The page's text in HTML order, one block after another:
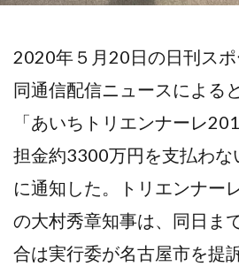
2020年５月20日の日刊ス
同通信配信ニュースによる
「あいちトリエンナーレ
担金約3300万円を支払わな
に通知した。トリエンナー
の大村秀章知事は、同日ま
合は実行委が名古屋市を提